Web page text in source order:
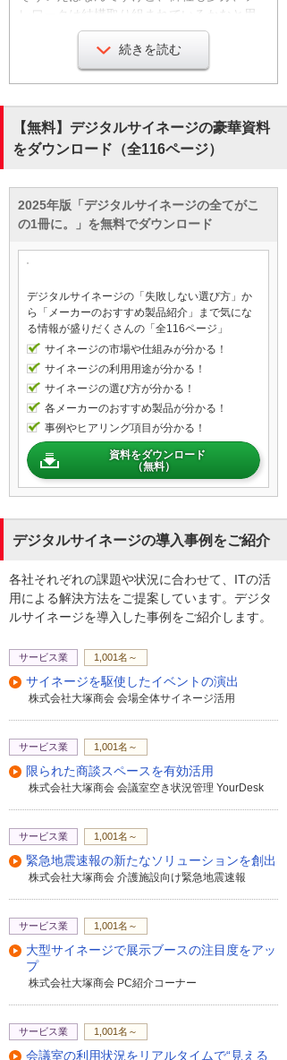
レワークは結構取り組まれているかなと思
うんですが、他社さんにちょっと電話した
ときに担当者様を呼び出していただくとき
に結構待たされたことがあったんですね。
てるかなと思って。
確かにそうですね。私も周りが在宅勤務し
有給なんか全然わからないから、いちい
ち、いろんなとこ見に行ってそれで、確認
あーなるほど、そこでやっぱり時間ちょっ
って感じなんですよ。
なるほど、なるほど。
なんでその時間もったいないですよね。
もったいないですね。
どうしたらいいんですかね。ここに何か解
決案とかあるんですか。
デジタルサイネージで在席表示も可能です
ので、例えば電話を取ったときに誰々さん
と言われたときにそこを見れば、すぐ出張
だなとか、今日休みだなとか、離席中とか
すぐわかるように、リアルタイムで更新さ
れますので、そこを見てすぐ回答すれば電
話かけてきた方も安心して、すぐ取り次い
でいただけるかなと。
一目見てわかりますもんね。それはいいで
すね。
もし良ければWeb会議でご紹介か、もしく
は貸し出しも可能ですので。
貸し出し、どれぐらいまで貸し出せるんで
すか。
2週間ぐらいですかね。
はい、わかりました。面白そうですね。
ぜひよろしくお願いします。
検討させていただきます。
はい、ありがとうございます。
ありがとうございました。
続きを読む
【無料】デジタルサイネージの豪華資料
をダウンロード（全116ページ）
2025年版「デジタルサイネージの全てがこ
の1冊に。」を無料でダウンロード
デジタルサイネージの「失敗しない選び方」か
ら「メーカーのおすすめ製品紹介」まで気にな
る情報が盛りだくさんの「全116ページ」
サイネージの市場や仕組みが分かる！
サイネージの利用用途が分かる！
サイネージの選び方が分かる！
各メーカーのおすすめ製品が分かる！
事例やヒアリング項目が分かる！
資料をダウンロード
（無料）
デジタルサイネージの導入事例をご紹介
各社それぞれの課題や状況に合わせて、ITの活
用による解決方法をご提案しています。デジタ
ルサイネージを導入した事例をご紹介します。
サービス業 1,001名～
サイネージを駆使したイベントの演出
株式会社大塚商会 会場全体サイネージ活用
サービス業 1,001名～
限られた商談スペースを有効活用
株式会社大塚商会 会議室空き状況管理 YourDesk
サービス業 1,001名～
緊急地震速報の新たなソリューションを創出
株式会社大塚商会 介護施設向け緊急地震速報
サービス業 1,001名～
大型サイネージで展示ブースの注目度をアッ
プ
株式会社大塚商会 PC紹介コーナー
サービス業 1,001名～
会議室の利用状況をリアルタイムで“見える